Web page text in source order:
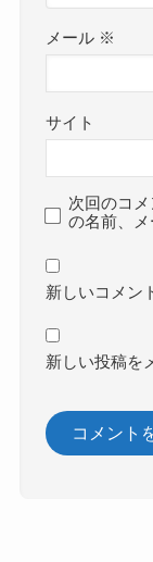
メール ※
サイト
次回のコ
の名前、メ
新しいコメン
新しい投稿を